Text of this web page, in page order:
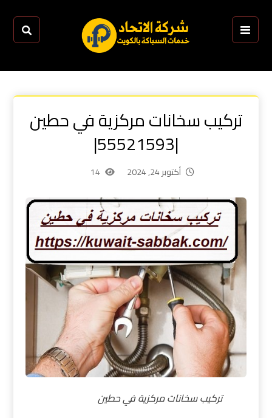
تركيب سخانات مركزية في حطين
|55521593|
أكتوبر 24, 2024 14
تركيب سخانات مركزية في حطين